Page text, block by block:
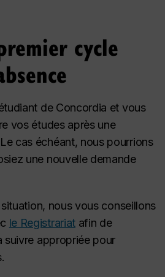
cycle
de Concordia et vous
vos études après une
cas échéant, nous pourrions
une nouvelle demande
nous vous conseillons
le Registrariatafin de
suivre appropriée pour